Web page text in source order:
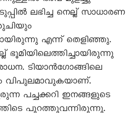
ലഭിച്ച നെല്ല്‌ സാധാരണ
എന്ന്‌ തെളിഞ്ഞു.
ഭൂമിയിലെത്തിച്ചായിരുന്നു
ടിയാൻഗോങ്ങിലെ
വിപുലമാവുകയാണ്‌.
പച്ചക്കറി ഇനങ്ങളുടെ
പുറത്തുവന്നിരുന്നു.